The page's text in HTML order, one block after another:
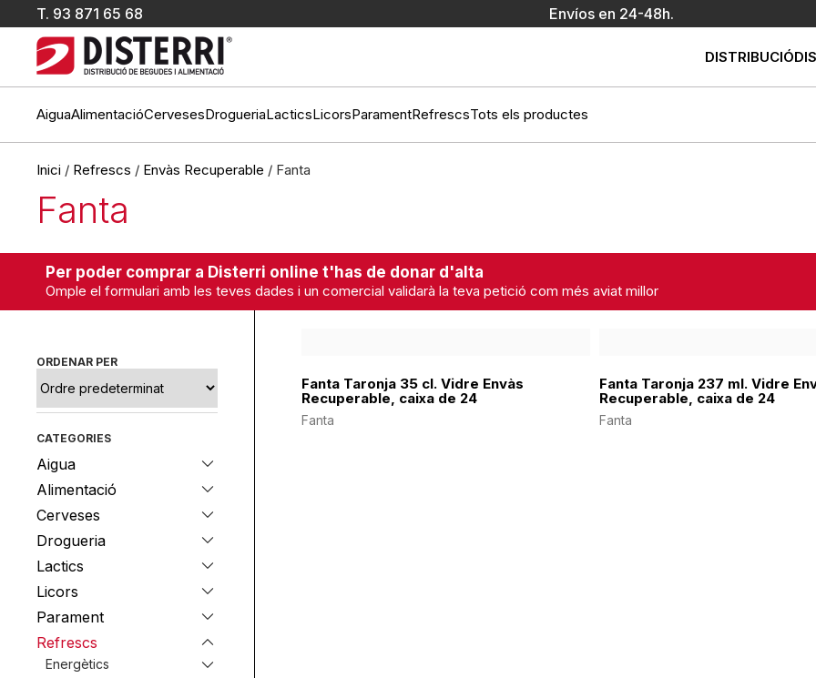
T. 93 871 65 68 Envíos en 24-48h.
DISTRIBUCIÓ
AiguaAlimentacióCervesesDrogueriaLacticsLicorsParamentRefrescsTots els productes
Inici / Refrescs / Envàs Recuperable / Fanta
Fanta
Per poder comprar a Disterri online t'has de donar d'alta
Omple el formulari amb les teves dades i un comercial validarà la teva petició com més aviat millor
ORDENAR PER
CATEGORIES
Aigua
Alimentació
Cerveses
Drogueria
Lactics
Licors
Parament
Refrescs
Energètics
Fanta Taronja 35 cl. Vidre Envàs
Recuperable, caixa de 24
Fanta
Fanta Taronja 237 ml. Vidre
Recuperable, caixa de 24
Fanta